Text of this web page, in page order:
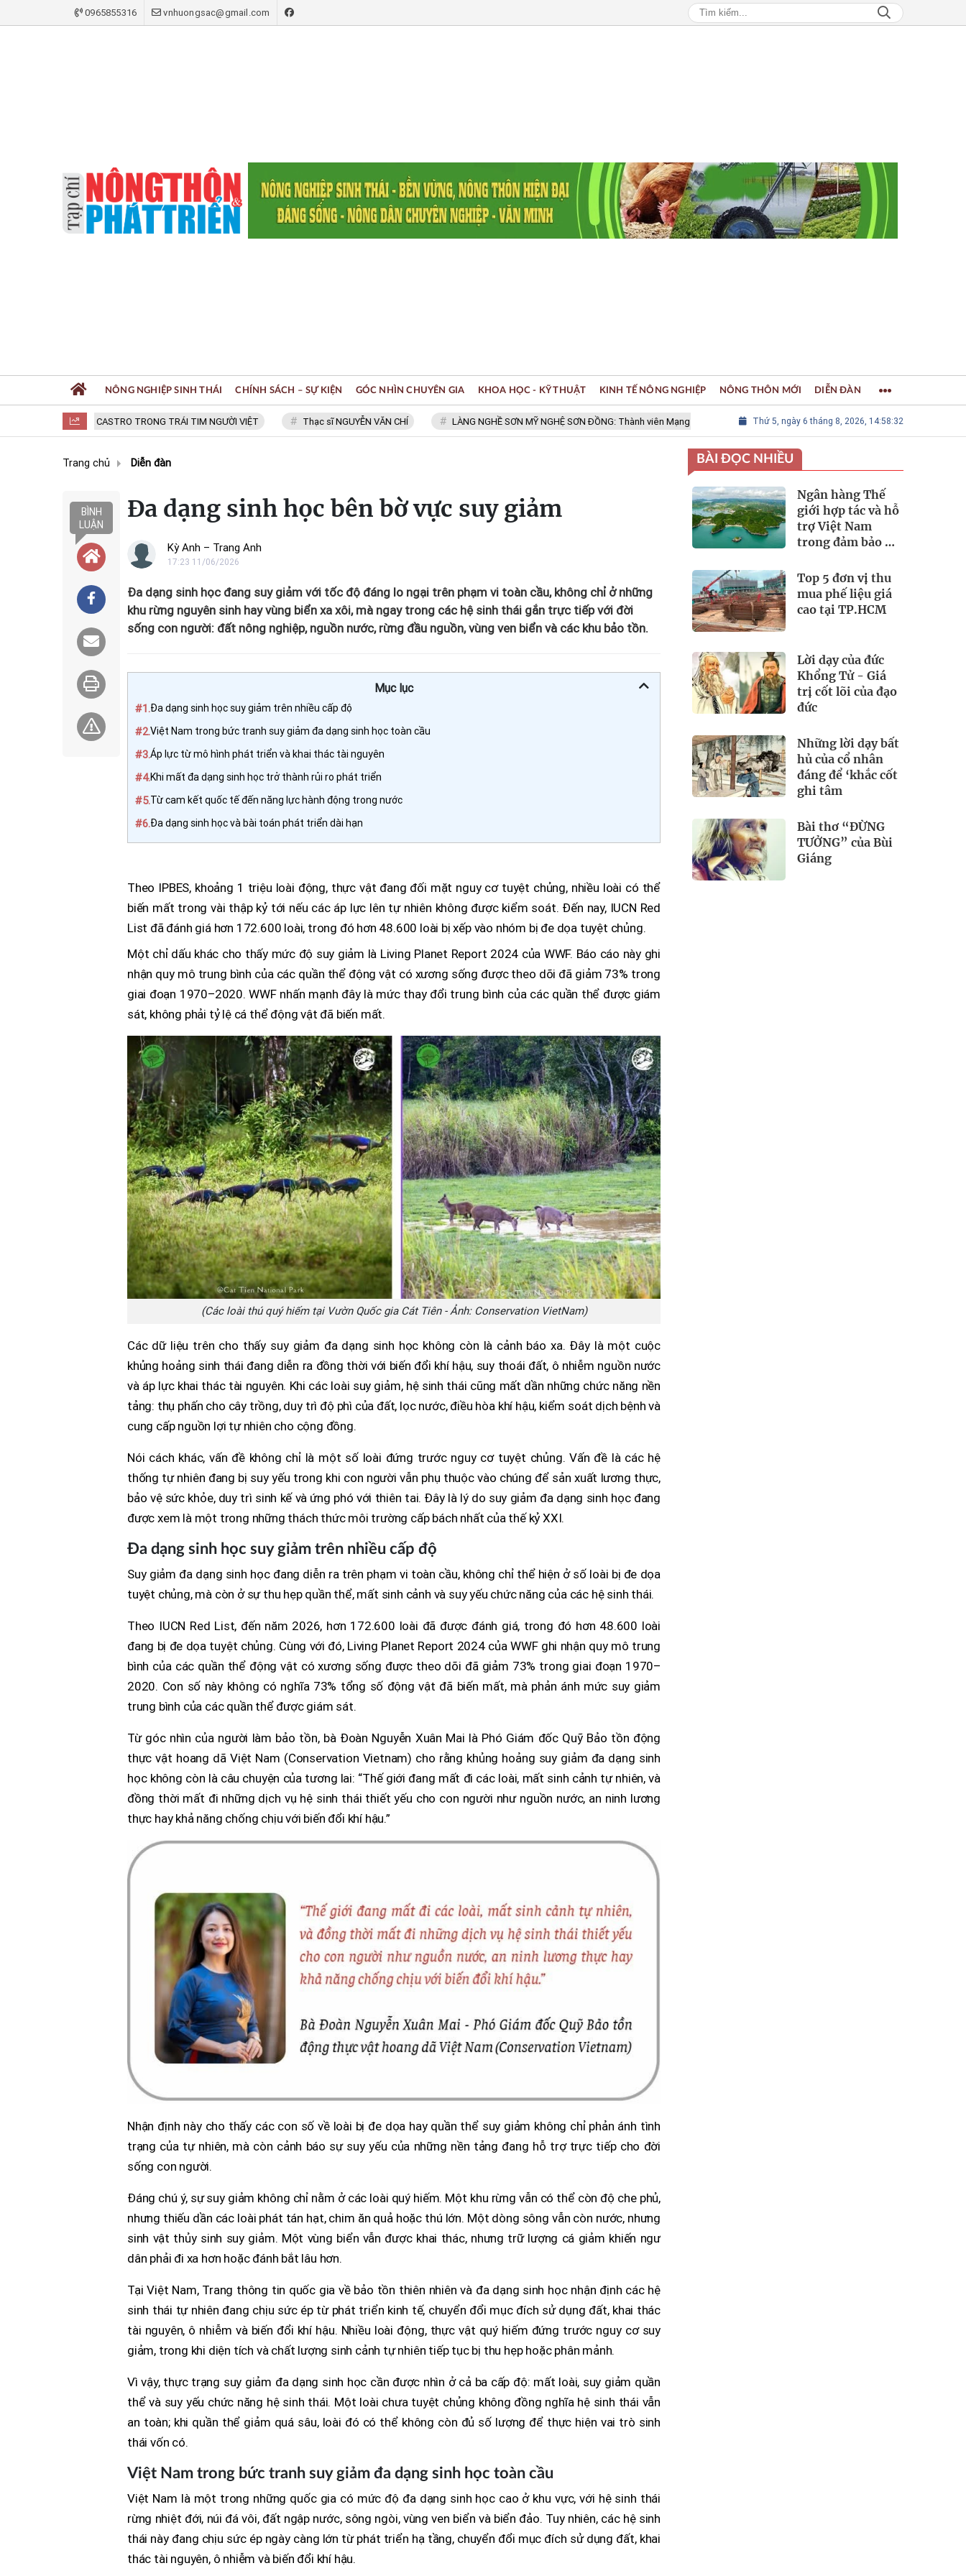
0965855316 vnhuongsac@gmail.com
FIDEL CASTRO TRONG TRÁI TIM NGƯỜI VIỆT Thạc sĩ NGUYỄN VĂN CHÍ LÀNG NGHỀ SƠN MỸ NGHỆ SƠN ĐỒNG: Thành viên Mạng lưới các Thành phố Thủ công sáng tạo Thế giới
Thứ 5, ngày 6 tháng 8, 2026, 14:58:33
NÔNG NGHIỆP SINH THÁI CHÍNH SÁCH – SỰ KIỆN GÓC NHÌN CHUYÊN GIA KHOA HỌC - KỸ THUẬT KINH TẾ NÔNG NGHIỆP NÔNG THÔN MỚI DIỄN ĐÀN
Trang chủ Diễn đàn
BÌNH
LUẬN
Đa dạng sinh học bên bờ vực suy giảm
Kỳ Anh – Trang Anh
17:23 11/06/2026
Đa dạng sinh học đang suy giảm với tốc độ đáng lo ngại trên phạm vi toàn cầu, không chỉ ở những
khu rừng nguyên sinh hay vùng biển xa xôi, mà ngay trong các hệ sinh thái gắn trực tiếp với đời
sống con người: đất nông nghiệp, nguồn nước, rừng đầu nguồn, vùng ven biển và các khu bảo tồn.
Mục lục
#1.Đa dạng sinh học suy giảm trên nhiều cấp độ
#2.Việt Nam trong bức tranh suy giảm đa dạng sinh học toàn cầu
#3.Áp lực từ mô hình phát triển và khai thác tài nguyên
#4.Khi mất đa dạng sinh học trở thành rủi ro phát triển
#5.Từ cam kết quốc tế đến năng lực hành động trong nước
#6.Đa dạng sinh học và bài toán phát triển dài hạn
Theo IPBES, khoảng 1 triệu loài động, thực vật đang đối mặt nguy cơ tuyệt chủng, nhiều loài có thể
biến mất trong vài thập kỷ tới nếu các áp lực lên tự nhiên không được kiểm soát. Đến nay, IUCN Red
List đã đánh giá hơn 172.600 loài, trong đó hơn 48.600 loài bị xếp vào nhóm bị đe dọa tuyệt chủng.
Một chỉ dấu khác cho thấy mức độ suy giảm là Living Planet Report 2024 của WWF. Báo cáo này ghi
nhận quy mô trung bình của các quần thể động vật có xương sống được theo dõi đã giảm 73% trong
giai đoạn 1970–2020. WWF nhấn mạnh đây là mức thay đổi trung bình của các quần thể được giám
sát, không phải tỷ lệ cá thể động vật đã biến mất.
(Các loài thú quý hiếm tại Vườn Quốc gia Cát Tiên - Ảnh: Conservation VietNam)
Các dữ liệu trên cho thấy suy giảm đa dạng sinh học không còn là cảnh báo xa. Đây là một cuộc
khủng hoảng sinh thái đang diễn ra đồng thời với biến đổi khí hậu, suy thoái đất, ô nhiễm nguồn nước
và áp lực khai thác tài nguyên. Khi các loài suy giảm, hệ sinh thái cũng mất dần những chức năng nền
tảng: thụ phấn cho cây trồng, duy trì độ phì của đất, lọc nước, điều hòa khí hậu, kiểm soát dịch bệnh và
cung cấp nguồn lợi tự nhiên cho cộng đồng.
Nói cách khác, vấn đề không chỉ là một số loài đứng trước nguy cơ tuyệt chủng. Vấn đề là các hệ
thống tự nhiên đang bị suy yếu trong khi con người vẫn phụ thuộc vào chúng để sản xuất lương thực,
bảo vệ sức khỏe, duy trì sinh kế và ứng phó với thiên tai. Đây là lý do suy giảm đa dạng sinh học đang
được xem là một trong những thách thức môi trường cấp bách nhất của thế kỷ XXI.
Đa dạng sinh học suy giảm trên nhiều cấp độ
Suy giảm đa dạng sinh học đang diễn ra trên phạm vi toàn cầu, không chỉ thể hiện ở số loài bị đe dọa
tuyệt chủng, mà còn ở sự thu hẹp quần thể, mất sinh cảnh và suy yếu chức năng của các hệ sinh thái.
Theo IUCN Red List, đến năm 2026, hơn 172.600 loài đã được đánh giá, trong đó hơn 48.600 loài
đang bị đe dọa tuyệt chủng. Cùng với đó, Living Planet Report 2024 của WWF ghi nhận quy mô trung
bình của các quần thể động vật có xương sống được theo dõi đã giảm 73% trong giai đoạn 1970–
2020. Con số này không có nghĩa 73% tổng số động vật đã biến mất, mà phản ánh mức suy giảm
trung bình của các quần thể được giám sát.
Từ góc nhìn của người làm bảo tồn, bà Đoàn Nguyễn Xuân Mai là Phó Giám đốc Quỹ Bảo tồn động
thực vật hoang dã Việt Nam (Conservation Vietnam) cho rằng khủng hoảng suy giảm đa dạng sinh
học không còn là câu chuyện của tương lai: “Thế giới đang mất đi các loài, mất sinh cảnh tự nhiên, và
đồng thời mất đi những dịch vụ hệ sinh thái thiết yếu cho con người như nguồn nước, an ninh lương
thực hay khả năng chống chịu với biến đổi khí hậu.”
Nhận định này cho thấy các con số về loài bị đe dọa hay quần thể suy giảm không chỉ phản ánh tình
trạng của tự nhiên, mà còn cảnh báo sự suy yếu của những nền tảng đang hỗ trợ trực tiếp cho đời
sống con người.
Đáng chú ý, sự suy giảm không chỉ nằm ở các loài quý hiếm. Một khu rừng vẫn có thể còn độ che phủ,
nhưng thiếu dần các loài phát tán hạt, chim ăn quả hoặc thú lớn. Một dòng sông vẫn còn nước, nhưng
sinh vật thủy sinh suy giảm. Một vùng biển vẫn được khai thác, nhưng trữ lượng cá giảm khiến ngư
dân phải đi xa hơn hoặc đánh bắt lâu hơn.
Tại Việt Nam, Trang thông tin quốc gia về bảo tồn thiên nhiên và đa dạng sinh học nhận định các hệ
sinh thái tự nhiên đang chịu sức ép từ phát triển kinh tế, chuyển đổi mục đích sử dụng đất, khai thác
tài nguyên, ô nhiễm và biến đổi khí hậu. Nhiều loài động, thực vật quý hiếm đứng trước nguy cơ suy
giảm, trong khi diện tích và chất lượng sinh cảnh tự nhiên tiếp tục bị thu hẹp hoặc phân mảnh.
Vì vậy, thực trạng suy giảm đa dạng sinh học cần được nhìn ở cả ba cấp độ: mất loài, suy giảm quần
thể và suy yếu chức năng hệ sinh thái. Một loài chưa tuyệt chủng không đồng nghĩa hệ sinh thái vẫn
an toàn; khi quần thể giảm quá sâu, loài đó có thể không còn đủ số lượng để thực hiện vai trò sinh
thái vốn có.
Việt Nam trong bức tranh suy giảm đa dạng sinh học toàn cầu
Việt Nam là một trong những quốc gia có mức độ đa dạng sinh học cao ở khu vực, với hệ sinh thái
rừng nhiệt đới, núi đá vôi, đất ngập nước, sông ngòi, vùng ven biển và biển đảo. Tuy nhiên, các hệ sinh
thái này đang chịu sức ép ngày càng lớn từ phát triển hạ tầng, chuyển đổi mục đích sử dụng đất, khai
thác tài nguyên, ô nhiễm và biến đổi khí hậu.
BÀI ĐỌC NHIỀU
Ngân hàng Thế
giới hợp tác và hỗ
trợ Việt Nam
trong đảm bảo an
Top 5 đơn vị thu
mua phế liệu giá
cao tại TP.HCM
Lời dạy của đức
Khổng Tử - Giá
trị cốt lõi của đạo
đức
Những lời dạy bất
hủ của cổ nhân
đáng để ‘khắc cốt
ghi tâm
Bài thơ “ĐỪNG
TƯỞNG” của Bùi
Giáng